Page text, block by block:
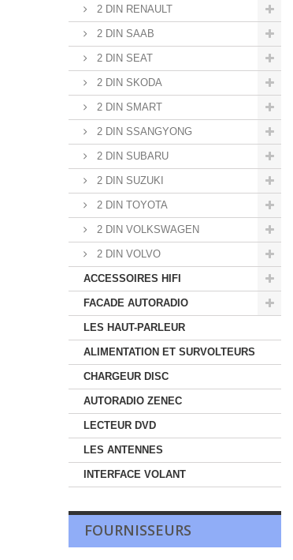
2 DIN RENAULT
2 DIN SAAB
2 DIN SEAT
2 DIN SKODA
2 DIN SMART
2 DIN SSANGYONG
2 DIN SUBARU
2 DIN SUZUKI
2 DIN TOYOTA
2 DIN VOLKSWAGEN
2 DIN VOLVO
ACCESSOIRES HIFI
FACADE AUTORADIO
LES HAUT-PARLEUR
ALIMENTATION ET SURVOLTEURS
CHARGEUR DISC
AUTORADIO ZENEC
LECTEUR DVD
LES ANTENNES
INTERFACE VOLANT
FOURNISSEURS